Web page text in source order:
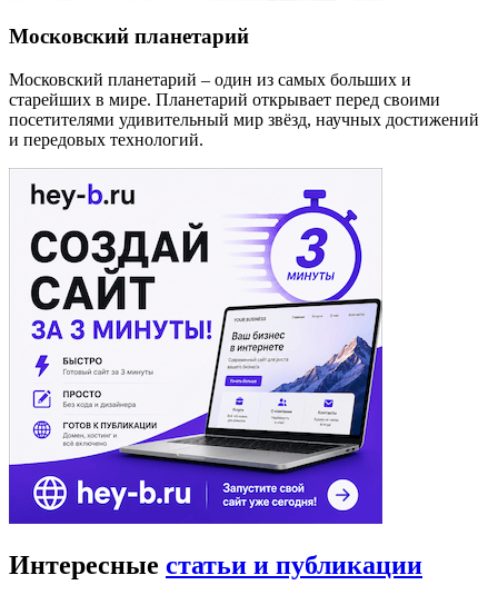
Московский планетарий
Московский планетарий – один из самых больших и
старейших в мире. Планетарий открывает перед своими
посетителями удивительный мир звёзд, научных достижений
и передовых технологий.
Интересные статьи и публикации